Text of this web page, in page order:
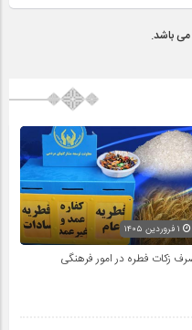
باشد.
زکات فطره در امور فرهنگی